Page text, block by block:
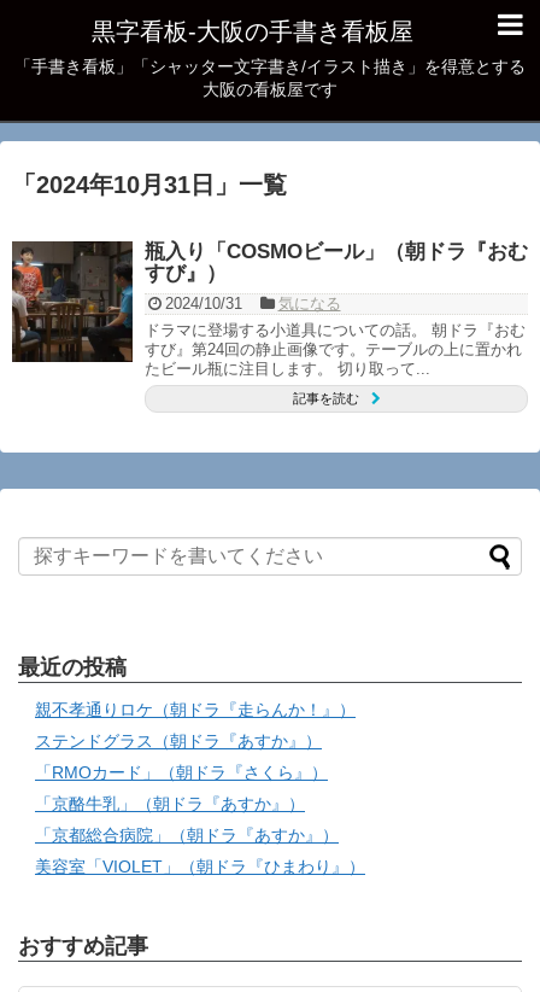
黒字看板‐大阪の手書き看板屋
「手書き看板」「シャッター文字書き/イラスト描き」を得意とする
大阪の看板屋です
「 2024年10月31日 」 一覧
瓶入り「COSMOビール」（朝ドラ『おむ
すび』）
2024/10/31
気になる
ドラマに登場する小道具についての話。 朝ドラ『おむ
すび』第24回の静止画像です。テーブルの上に置かれ
たビール瓶に注目します。 切り取って...
記事を読む
最近の投稿
親不孝通りロケ（朝ドラ『走らんか！』）
ステンドグラス（朝ドラ『あすか』）
「RMOカード」（朝ドラ『さくら』）
「京酪牛乳」（朝ドラ『あすか』）
「京都総合病院」（朝ドラ『あすか』）
美容室「VIOLET」（朝ドラ『ひまわり』）
おすすめ記事